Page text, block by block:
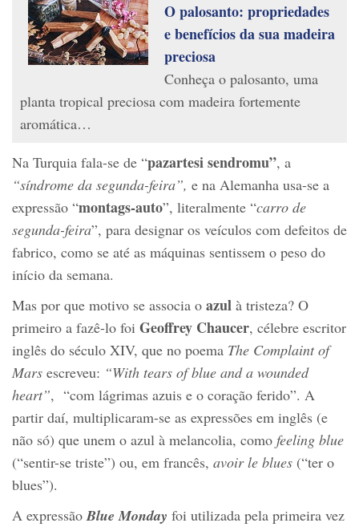
O palosanto: propriedades
e benefícios da sua madeira
preciosa
Conheça o palosanto, uma
planta tropical preciosa com madeira fortemente
aromática…
Na Turquia fala-se de “pazartesi sendromu”, a
“síndrome da segunda-feira”, e na Alemanha usa-se a
expressão “montags-auto”, literalmente “carro de
segunda-feira”, para designar os veículos com defeitos de
fabrico, como se até as máquinas sentissem o peso do
início da semana.
Mas por que motivo se associa o azul à tristeza? O
primeiro a fazê-lo foi Geoffrey Chaucer, célebre escritor
inglês do século XIV, que no poema The Complaint of
Mars escreveu: “With tears of blue and a wounded
heart”, “com lágrimas azuis e o coração ferido”. A
partir daí, multiplicaram-se as expressões em inglês (e
não só) que unem o azul à melancolia, como feeling blue
(“sentir-se triste”) ou, em francês, avoir le blues (“ter o
blues”).
A expressãoBlue Monday foi utilizada pela primeira vez